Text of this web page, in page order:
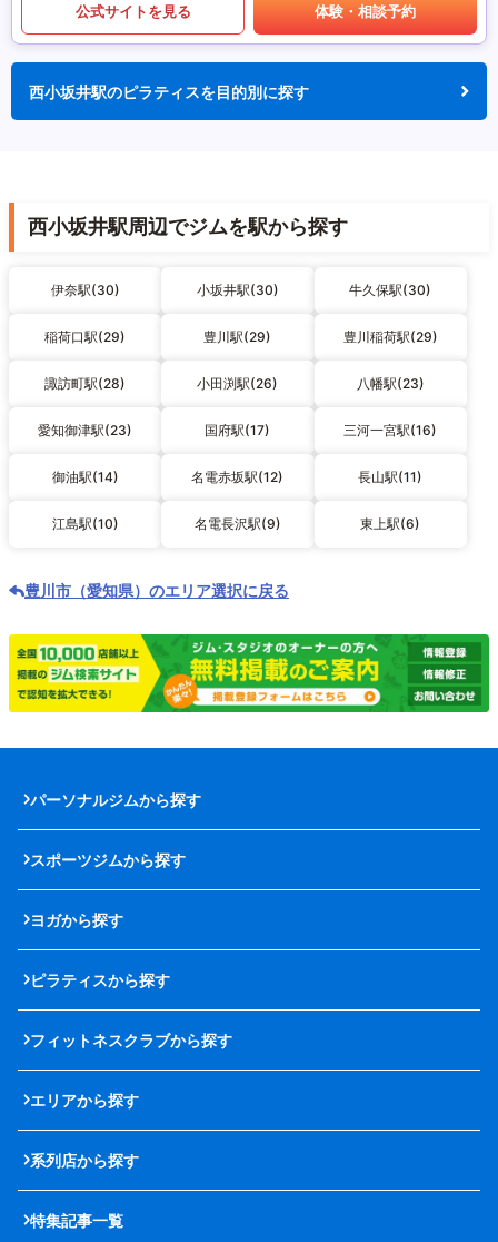
公式サイトを見る 体験・相談予約
西小坂井駅のピラティスを目的別に探す
西小坂井駅周辺でジムを駅から探す
伊奈駅(30) 小坂井駅(30) 牛久保駅(30)
稲荷口駅(29) 豊川駅(29) 豊川稲荷駅(29)
諏訪町駅(28) 小田渕駅(26) 八幡駅(23)
愛知御津駅(23) 国府駅(17) 三河一宮駅(16)
御油駅(14) 名電赤坂駅(12) 長山駅(11)
江島駅(10) 名電長沢駅(9) 東上駅(6)
豊川市（愛知県）のエリア選択に戻る
パーソナルジムから探す
スポーツジムから探す
ヨガから探す
ピラティスから探す
フィットネスクラブから探す
エリアから探す
系列店から探す
特集記事一覧